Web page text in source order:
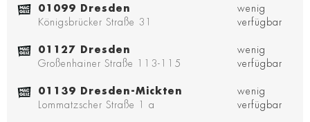
01099 Dresden
Königsbrücker Straße 31
wenig
verfügbar
01127 Dresden
Großenhainer Straße 113-115
wenig
verfügbar
01139 Dresden-Mickten
Lommatzscher Straße 1 a
wenig
verfügbar